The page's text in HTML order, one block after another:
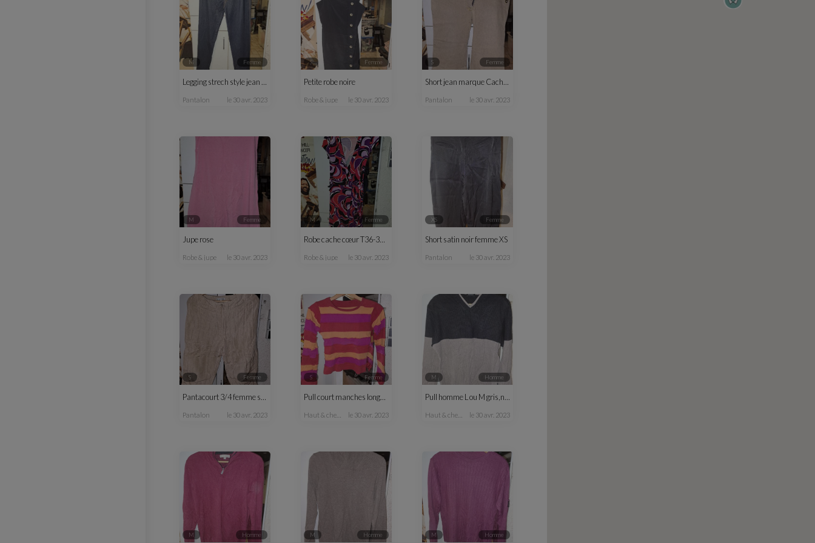
M femme
Legging strech style jean T38-40
pantalon le 30 avr. 2023
S femme
Petite robe noire
robe & jupe le 30 avr. 2023
S femme
Short jean marque Cachou S
pantalon le 30 avr. 2023
M femme
Jupe rose
robe & jupe le 30 avr. 2023
M femme
Robe cache cœur T36-38 colorée
robe & jupe le 30 avr. 2023
XS femme
Short satin noir femme XS
pantalon le 30 avr. 2023
S femme
Pantacourt 3/4 femme satin beige été
pantalon le 30 avr. 2023
S femme
Pull court manches longues fantaisie femme
haut & chemisier le 30 avr. 2023
M homme
Pull homme L ou M gris,noir
haut & chemise le 30 avr. 2023
M homme M homme M homme